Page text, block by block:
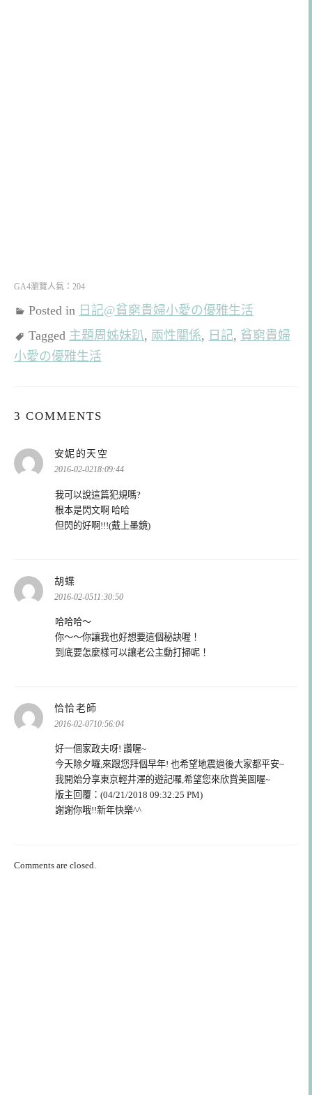
GA4瀏覽人氣：204
Posted in 日記@貧窮貴婦小愛の優雅生活
Tagged 主題周姊妹趴, 兩性關係, 日記, 貧窮貴婦
小愛の優雅生活
3 COMMENTS
安妮的天空
示:
2016-02-0218:09:44
我可以說這篇犯規嗎?
根本是閃文啊 哈哈
但閃的好啊!!!(戴上墨鏡)
胡蝶
示:
2016-02-0511:30:50
哈哈哈～
你～～你讓我也好想要這個秘訣喔！
到底要怎麼樣可以讓老公主動打掃呢！
恰恰老師
示:
2016-02-0710:56:04
好一個家政夫呀! 讚喔~
今天除夕囉,來跟您拜個早年! 也希望地震過後大家都平安~
我開始分享東京輕井澤的遊記囉,希望您來欣賞美圖喔~
版主回覆：(04/21/2018 09:32:25 PM)
謝謝你哦!!新年快樂^^
Comments are closed.